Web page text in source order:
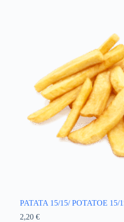
PATATA 15/15/ POTATOE 15/
2,20 €